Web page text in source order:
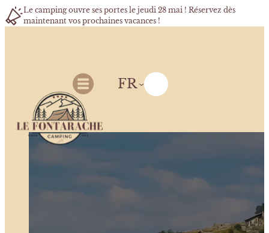
Le camping ouvre ses portes le jeudi 28 mai ! Réservez dès
maintenant vos prochaines vacances !
FR